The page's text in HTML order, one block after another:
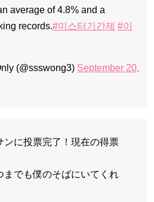
average of 4.8% and a
records.#미스터기간제 #이
(@ssswong3) September 20,
ンに投票完了！現在の得票
までも僕のそばにいてくれ